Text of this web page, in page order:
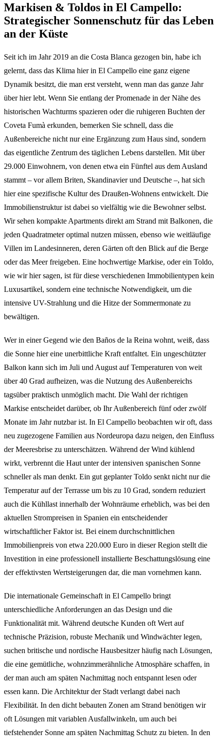
Markisen & Toldos in El Campello:
Strategischer Sonnenschutz für das Leben
an der Küste
Seit ich im Jahr 2019 an die Costa Blanca gezogen bin, habe ich
gelernt, dass das Klima hier in El Campello eine ganz eigene
Dynamik besitzt, die man erst versteht, wenn man das ganze Jahr
über hier lebt. Wenn Sie entlang der Promenade in der Nähe des
historischen Wachturms spazieren oder die ruhigeren Buchten der
Coveta Fumà erkunden, bemerken Sie schnell, dass die
Außenbereiche nicht nur eine Ergänzung zum Haus sind, sondern
das eigentliche Zentrum des täglichen Lebens darstellen. Mit über
29.000 Einwohnern, von denen etwa ein Fünftel aus dem Ausland
stammt – vor allem Briten, Skandinavier und Deutsche –, hat sich
hier eine spezifische Kultur des Draußen-Wohnens entwickelt. Die
Immobilienstruktur ist dabei so vielfältig wie die Bewohner selbst.
Wir sehen kompakte Apartments direkt am Strand mit Balkonen, die
jeden Quadratmeter optimal nutzen müssen, ebenso wie weitläufige
Villen im Landesinneren, deren Gärten oft den Blick auf die Berge
oder das Meer freigeben. Eine hochwertige Markise, oder ein Toldo,
wie wir hier sagen, ist für diese verschiedenen Immobilientypen kein
Luxusartikel, sondern eine technische Notwendigkeit, um die
intensive UV-Strahlung und die Hitze der Sommermonate zu
bewältigen.
Wer in einer Gegend wie den Baños de la Reina wohnt, weiß, dass
die Sonne hier eine unerbittliche Kraft entfaltet. Ein ungeschützter
Balkon kann sich im Juli und August auf Temperaturen von weit
über 40 Grad aufheizen, was die Nutzung des Außenbereichs
tagsüber praktisch unmöglich macht. Die Wahl der richtigen
Markise entscheidet darüber, ob Ihr Außenbereich fünf oder zwölf
Monate im Jahr nutzbar ist. In El Campello beobachten wir oft, dass
neu zugezogene Familien aus Nordeuropa dazu neigen, den Einfluss
der Meeresbrise zu unterschätzen. Während der Wind kühlend
wirkt, verbrennt die Haut unter der intensiven spanischen Sonne
schneller als man denkt. Ein gut geplanter Toldo senkt nicht nur die
Temperatur auf der Terrasse um bis zu 10 Grad, sondern reduziert
auch die Kühllast innerhalb der Wohnräume erheblich, was bei den
aktuellen Strompreisen in Spanien ein entscheidender
wirtschaftlicher Faktor ist. Bei einem durchschnittlichen
Immobilienpreis von etwa 220.000 Euro in dieser Region stellt die
Investition in eine professionell installierte Beschattungslösung eine
der effektivsten Wertsteigerungen dar, die man vornehmen kann.
Die internationale Gemeinschaft in El Campello bringt
unterschiedliche Anforderungen an das Design und die
Funktionalität mit. Während deutsche Kunden oft Wert auf
technische Präzision, robuste Mechanik und Windwächter legen,
suchen britische und nordische Hausbesitzer häufig nach Lösungen,
die eine gemütliche, wohnzimmerähnliche Atmosphäre schaffen, in
der man auch am späten Nachmittag noch entspannt lesen oder
essen kann. Die Architektur der Stadt verlangt dabei nach
Flexibilität. In den dicht bebauten Zonen am Strand benötigen wir
oft Lösungen mit variablen Ausfallwinkeln, um auch bei
tiefstehender Sonne am späten Nachmittag Schutz zu bieten. In den